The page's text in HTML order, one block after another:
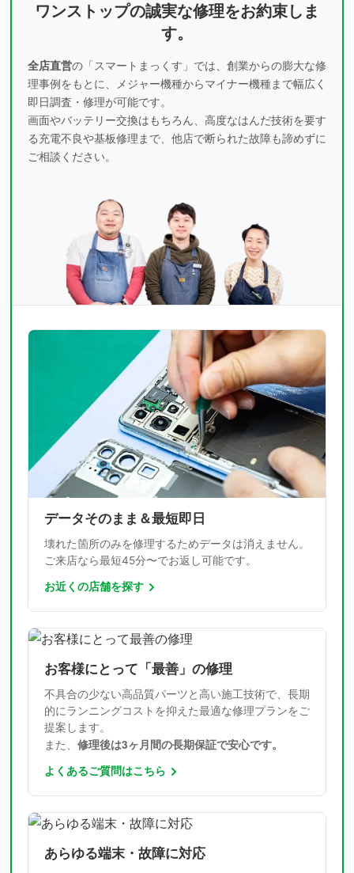
ワンストップの誠実な修理をお約束しま
す。
全店直営の「スマートまっくす」では、創業からの膨大な修
理事例をもとに、
メジャー機種からマイナー機種まで幅広く
即日調査・修理が可能です。
画面やバッテリー交換はもちろん、高度なはんだ技術を要す
る充電不良や基板修理まで、 他店で断られた故障も諦めずに
ご相談ください。
データそのまま＆最短即日
壊れた箇所のみを修理するためデータは消えません。
ご来店なら最短45分〜でお返し可能です。
お近くの店舗を探す
お客様にとって「最善」の修理
不具合の少ない高品質パーツと高い施工技術で、長期
的にランニングコストを抑えた最適な修理プランをご
提案します。
また、 修理後は3ヶ月間の長期保証で安心です。
よくあるご質問はこちら
あらゆる端末・故障に対応